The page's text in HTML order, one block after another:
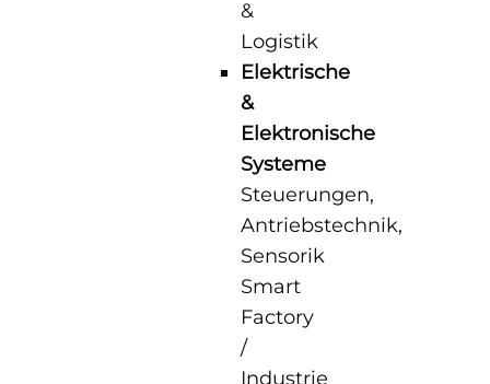
&
Logistik
Elektrische
&
Elektronische
Systeme
Steuerungen,
Antriebstechnik,
Sensorik
Smart
Factory
/
Industrie